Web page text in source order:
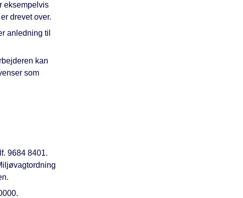
eksempelvis
drevet over.
anledning til
kan
som
9684 8401.